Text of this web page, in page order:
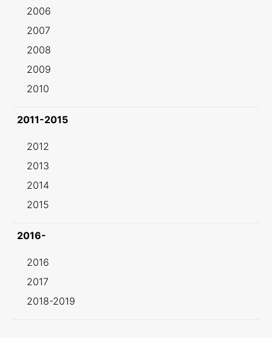
2006
2007
2008
2009
2010
2011-2015
2012
2013
2014
2015
2016-
2016
2017
2018-2019